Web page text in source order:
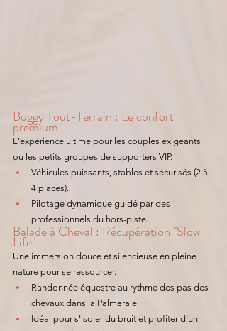
Buggy Tout-Terrain : Le confort
premium
L'expérience ultime pour les couples exigeants
ou les petits groupes de supporters VIP.
Véhicules puissants, stables et sécurisés (2 à
4 places).
Pilotage dynamique guidé par des
professionnels du hors-piste.
Balade à Cheval : Récupération "Slow
Life"
Une immersion douce et silencieuse en pleine
nature pour se ressourcer.
Randonnée équestre au rythme des pas des
chevaux dans la Palmeraie.
Idéal pour s'isoler du bruit et profiter d'un